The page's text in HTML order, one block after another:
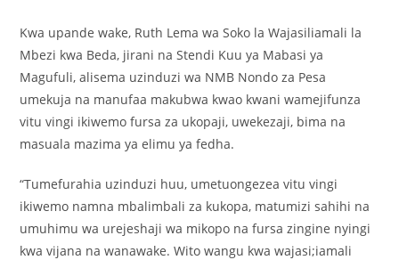
Kwa upande wake, Ruth Lema wa Soko la Wajasiliamali la
Mbezi kwa Beda, jirani na Stendi Kuu ya Mabasi ya
Magufuli, alisema uzinduzi wa NMB Nondo za Pesa
umekuja na manufaa makubwa kwao kwani wamejifunza
vitu vingi ikiwemo fursa za ukopaji, uwekezaji, bima na
masuala mazima ya elimu ya fedha.
“Tumefurahia uzinduzi huu, umetuongezea vitu vingi
ikiwemo namna mbalimbali za kukopa, matumizi sahihi na
umuhimu wa urejeshaji wa mikopo na fursa zingine nyingi
kwa vijana na wanawake. Wito wangu kwa wajasi;iamali